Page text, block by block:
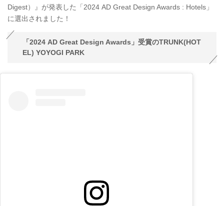
Digest）』が発表した「2024 AD Great Design Awards : Hotels」
に選出されました！
「2024 AD Great Design Awards」受賞のTRUNK(HOT
EL) YOYOGI PARK